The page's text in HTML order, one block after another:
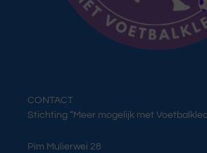
CONTACT
Stichting “Meer mogelijk met
Pim Mulierwei 28